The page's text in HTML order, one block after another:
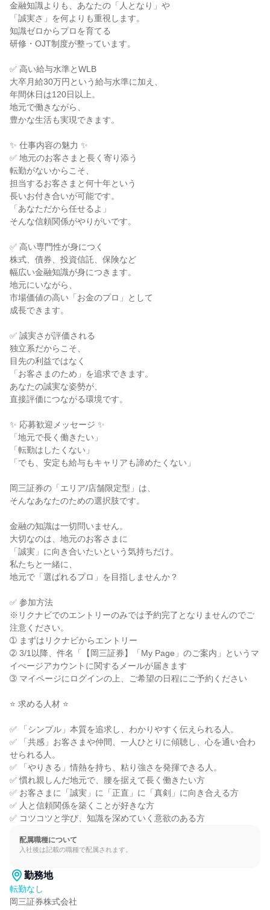
金融知識よりも、あなたの「人となり」や
「誠実さ」を何よりも重視します。
知識ゼロからプロを育てる
研修・OJT制度が整っています。
✅ 高い給与水準とWLB
大卒月給30万円という給与水準に加え、
年間休日は120日以上。
地元で働きながら、
豊かな生活も実現できます。
✨ 仕事内容の魅力 ✨
✅ 地元のお客さまと長く寄り添う
転勤がないからこそ、
担当するお客さまと何十年という
長いお付き合いが可能です。
「あなただから任せるよ」
そんな信頼関係がやりがいです。
✅ 高い専門性が身につく
株式、債券、投資信託、保険など
幅広い金融知識が身につきます。
地元にいながら、
市場価値の高い「お金のプロ」として
成長できます。
✅ 誠実さが評価される
独立系だからこそ、
目先の利益ではなく
「お客さまのため」を追求できます。
あなたの誠実な姿勢が、
直接評価につながる環境です。
✨ 応募歓迎メッセージ ✨
「地元で長く働きたい」
「転勤はしたくない」
「でも、安定も給与もキャリアも諦めたくない」
岡三証券の「エリア/店舗限定型」は、
そんなあなたのための選択肢です。
金融の知識は一切問いません。
大切なのは、地元のお客さまに
「誠実」に向き合いたいという気持ちだけ。
私たちと一緒に、
地元で「選ばれるプロ」を目指しませんか？
✅ 参加方法
※リクナビでのエントリーのみでは予約完了となりませんのでご
注意ください。
➀ まずはリクナビからエントリー
➁ 3/1以降、件名「【岡三証券】「My Page」のご案内」というマ
イぺージアカウントに関するメールが届きます
➂ マイページにログインの上、ご希望の日程にご予約ください
⭐ 求める人材 ⭐
✅ 「シンプル」本質を追求し、わかりやすく伝えられる人。
✅ 「共感」お客さまや仲間、一人ひとりに傾聴し、心を通い合わ
せられる人。
✅ 「やりきる」情熱を持ち、粘り強さを発揮できる人。
✅ 慣れ親しんだ地元で、腰を据えて長く働きたい方
✅ お客さまに「誠実」に「正直」に「真剣」に向き合える方
✅ 人と信頼関係を築くことが好きな方
✅ コツコツと学び、知識を深めていく意欲のある方
配属職種について
入社後は記載の職種で配属されます。
勤務地
転勤なし
岡三証券株式会社